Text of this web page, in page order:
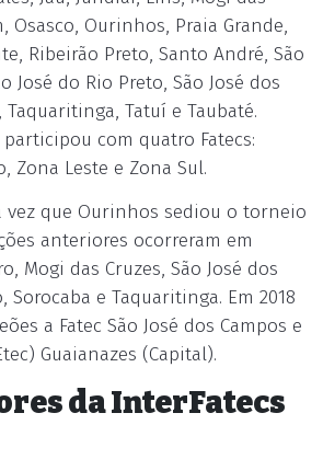
Osasco, Ourinhos, Praia Grande,
Ribeirão Preto, Santo André, São
José do Rio Preto, São José dos
Taquaritinga, Tatuí e Taubaté.
com quatro Fatecs:
Zona Leste e Zona Sul.
vez que Ourinhos sediou o torneio
anteriores ocorreram em
Mogi das Cruzes, São José dos
Sorocaba e Taquaritinga. Em 2018
a Fatec São José dos Campos e
Guaianazes (Capital).
da InterFatecs